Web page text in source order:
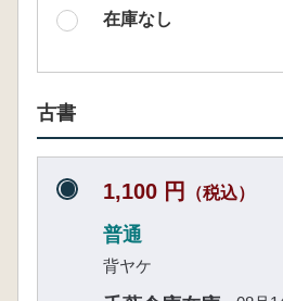
在庫なし
古書
1,100 円 （税込）
普通
背ヤケ